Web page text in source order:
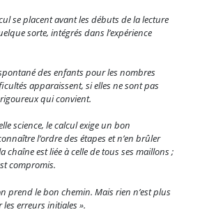
se placent avant les débuts de la lecture
sorte, intégrés dans l’expérience
des enfants pour les nombres
apparaissent, si elles ne sont pas
qui convient.
science, le calcul exige un bon
l’ordre des étapes et n’en brûler
chaîne est liée à celle de tous ses maillons ;
compromis.
prend le bon chemin.Mais rien n’est plus
erreurs initiales ».